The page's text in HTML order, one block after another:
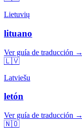
Lietuvių
lituano
Ver guía de traducción →
🇱🇻
Latviešu
letón
Ver guía de traducción →
🇳🇴